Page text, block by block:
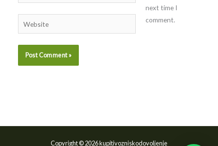
next time I
comment.
Copyright © 2026 kupitivozniskodovoljenje